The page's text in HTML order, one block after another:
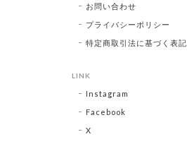
お問い合わせ
プライバシーポリシー
特定商取引法に基づく表記
LINK
Instagram
Facebook
X